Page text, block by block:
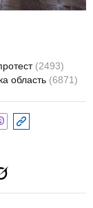
(2493)
область (6871)